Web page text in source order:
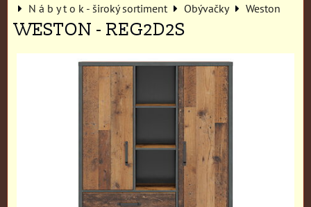
N á b y t o k - široký sortiment
Obývačky Weston
WESTON - REG2D2S